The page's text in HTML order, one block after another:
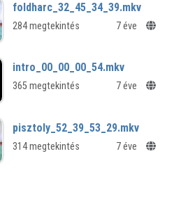
foldharc_32_45_34_39.mkv
284 megtekintés 7 éve
intro_00_00_00_54.mkv
365 megtekintés 7 éve
pisztoly_52_39_53_29.mkv
314 megtekintés 7 éve